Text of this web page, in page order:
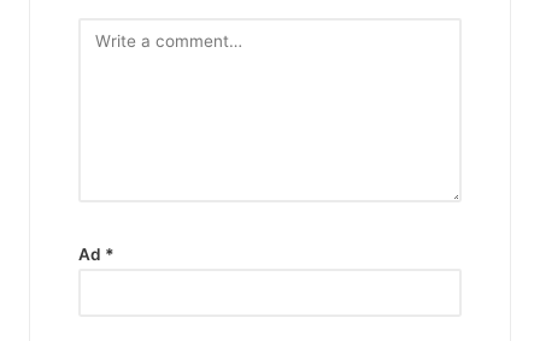
Ad *